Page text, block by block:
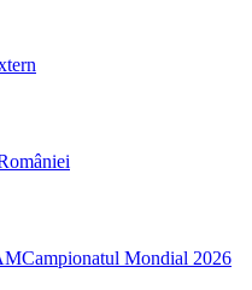
Campionatul Mondial 2026